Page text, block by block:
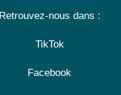
Retrouvez-nous dans :
TikTok
Facebook